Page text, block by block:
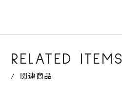
RELATED ITEMS
関連商品